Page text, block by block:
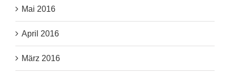
Mai 2016
April 2016
März 2016